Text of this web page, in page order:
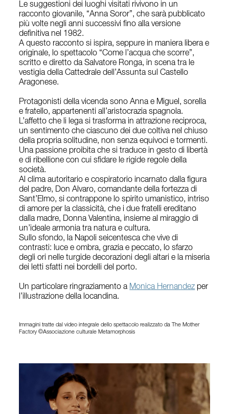
Le suggestioni dei luoghi visitati rivivono in un
racconto giovanile, “Anna Soror”, che sarà pubblicato
più volte negli anni successivi fino alla versione
definitiva nel 1982.
A questo racconto si ispira, seppure in maniera libera e
originale, lo spettacolo “Come l’acqua che scorre”,
scritto e diretto da Salvatore Ronga, in scena tra le
vestigia della Cattedrale dell’Assunta sul Castello
Aragonese.
Protagonisti della vicenda sono Anna e Miguel, sorella
e fratello, appartenenti all’aristocrazia spagnola.
L’affetto che li lega si trasforma in attrazione reciproca,
un sentimento che ciascuno dei due coltiva nel chiuso
della propria solitudine, non senza equivoci e tormenti.
Una passione proibita che si traduce in gesto di libertà
e di ribellione con cui sfidare le rigide regole della
società.
Al clima autoritario e cospiratorio incarnato dalla figura
del padre, Don Alvaro, comandante della fortezza di
Sant’Elmo, si contrappone lo spirito umanistico, intriso
di amore per la classicità, che i due fratelli ereditano
dalla madre, Donna Valentina, insieme al miraggio di
un’ideale armonia tra natura e cultura.
Sullo sfondo, la Napoli seicentesca che vive di
contrasti: luce e ombra, grazia e peccato, lo sfarzo
degli ori nelle turgide decorazioni degli altari e la miseria
dei letti sfatti nei bordelli del porto.
Un particolare ringraziamento a Monica Hernandez per
l’illustrazione della locandina.
Immagini tratte dal video integrale dello spettacolo realizzato da The Mother
Factory ©Associazione culturale Metamorphosis